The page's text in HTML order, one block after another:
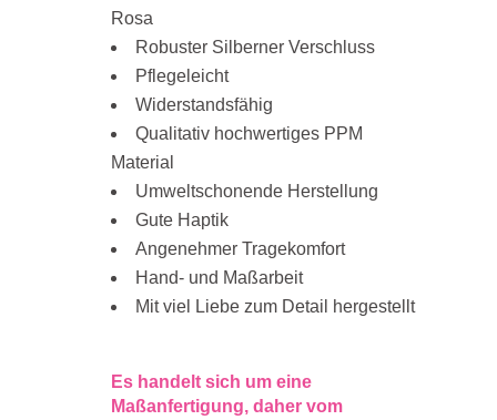
Rosa
Robuster Silberner Verschluss
Pflegeleicht
Widerstandsfähig
Qualitativ hochwertiges PPM
Material
Umweltschonende Herstellung
Gute Haptik
Angenehmer Tragekomfort
Hand- und Maßarbeit
Mit viel Liebe zum Detail hergestellt
Es handelt sich um eine
Maßanfertigung, daher vom